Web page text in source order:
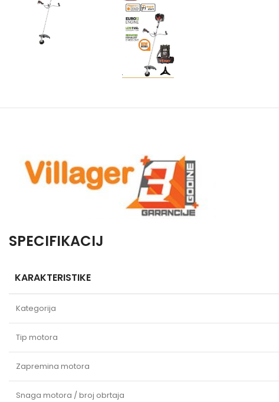
SPECIFIKACIJ
KARAKTERISTIKE
Kategorija
Tip motora
Zapremina motora
Snaga motora / broj obrtaja